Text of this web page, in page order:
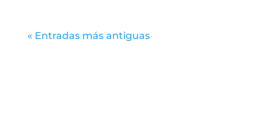
« Entradas más antiguas